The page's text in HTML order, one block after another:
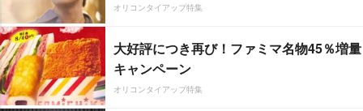
オリコンタイアップ特集
大好評につき再び！ファミマ名物45％増量
キャンペーン
オリコンタイアップ特集